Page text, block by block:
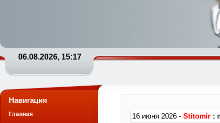
06.08.2026, 15:17
Навигация
Главная